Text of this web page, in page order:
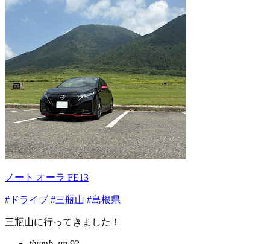
ノート オーラ FE13
#ドライブ #三瓶山 #島根県
三瓶山に行ってきました！